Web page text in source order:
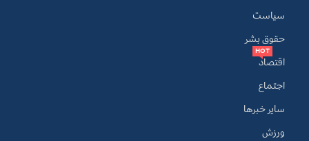
سیاست
حقوق بشر
اقتصاد
HOT
اجتماع
سایر خبرها
ورزش